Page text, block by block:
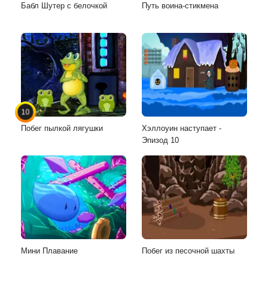
Бабл Шутер с белочкой Путь воина-стикмена
10
Побег пылкой лягушки
Хэллоуин наступает -
Эпизод 10
Мини Плавание Побег из песочной шахты